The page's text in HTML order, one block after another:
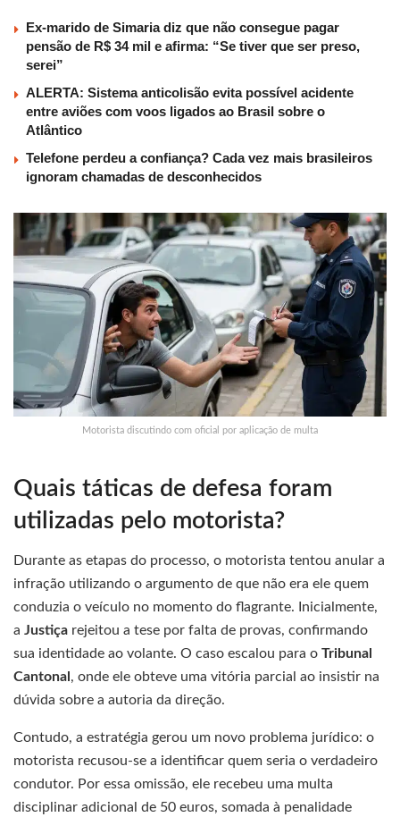
Ex-marido de Simaria diz que não consegue pagar
pensão de R$ 34 mil e afirma: “Se tiver que ser preso,
serei”
ALERTA: Sistema anticolisão evita possível acidente
entre aviões com voos ligados ao Brasil sobre o
Atlântico
Telefone perdeu a confiança? Cada vez mais brasileiros
ignoram chamadas de desconhecidos
Motorista discutindo com oficial por aplicação de multa
Quais táticas de defesa foram
utilizadas pelo motorista?
Durante as etapas do processo, o motorista tentou anular a
infração utilizando o argumento de que não era ele quem
conduzia o veículo no momento do flagrante. Inicialmente,
a Justiça rejeitou a tese por falta de provas, confirmando
sua identidade ao volante. O caso escalou para o Tribunal
Cantonal , onde ele obteve uma vitória parcial ao insistir na
dúvida sobre a autoria da direção.
Contudo, a estratégia gerou um novo problema jurídico: o
motorista recusou-se a identificar quem seria o verdadeiro
condutor. Por essa omissão, ele recebeu uma multa
disciplinar adicional de 50 euros, somada à penalidade